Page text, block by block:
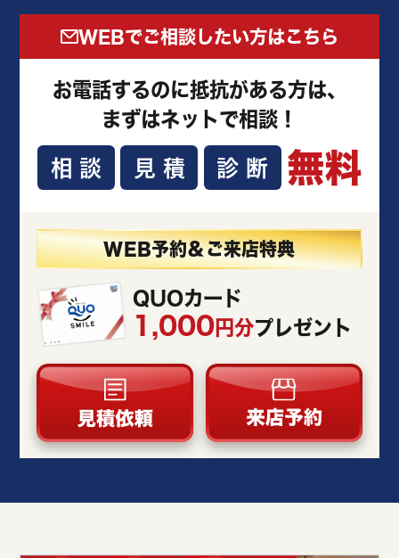
WEBでご相談したい方はこちら
お電話するのに抵抗がある方は、
まずはネットで相談！
相談 見積 診断 無料
WEB予約＆ご来店特典
QUOカード
1,000円分プレゼント